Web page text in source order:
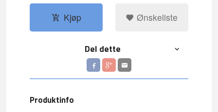
Kjøp Ønskeliste
Del dette
Produktinfo